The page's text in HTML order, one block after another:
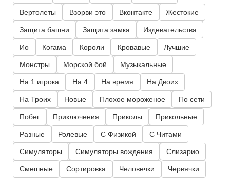
Вертолеты Взорви это Вконтакте Жестокие
Защита башни Защита замка Издевательства
Ио Когама Короли Кровавые Лучшие
Монстры Морской бой Музыкальные
На 1 игрока На 4 На время На Двоих
На Троих Новые Плохое мороженое По сети
Побег Приключения Приколы Прикольные
Разные Ролевые С Физикой С Читами
Симуляторы Симуляторы вождения Слизарио
Смешные Сортировка Человечки Червячки